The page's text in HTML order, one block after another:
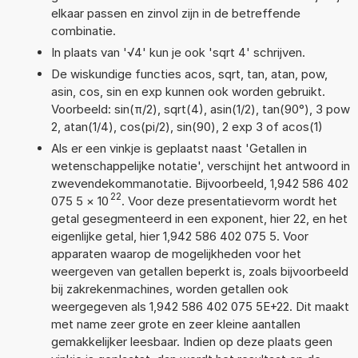
elkaar passen en zinvol zijn in de betreffende
combinatie.
In plaats van '√4' kun je ook 'sqrt 4' schrijven.
De wiskundige functies acos, sqrt, tan, atan, pow,
asin, cos, sin en exp kunnen ook worden gebruikt.
Voorbeeld: sin(π/2), sqrt(4), asin(1/2), tan(90°), 3 pow
2, atan(1/4), cos(pi/2), sin(90), 2 exp 3 of acos(1)
Als er een vinkje is geplaatst naast 'Getallen in
wetenschappelijke notatie', verschijnt het antwoord in
zwevendekommanotatie. Bijvoorbeeld, 1,942 586 402
075 5 × 10 22. Voor deze presentatievorm wordt het
getal gesegmenteerd in een exponent, hier 22, en het
eigenlijke getal, hier 1,942 586 402 075 5. Voor
apparaten waarop de mogelijkheden voor het
weergeven van getallen beperkt is, zoals bijvoorbeeld
bij zakrekenmachines, worden getallen ook
weergegeven als 1,942 586 402 075 5E+22. Dit maakt
met name zeer grote en zeer kleine aantallen
gemakkelijker leesbaar. Indien op deze plaats geen